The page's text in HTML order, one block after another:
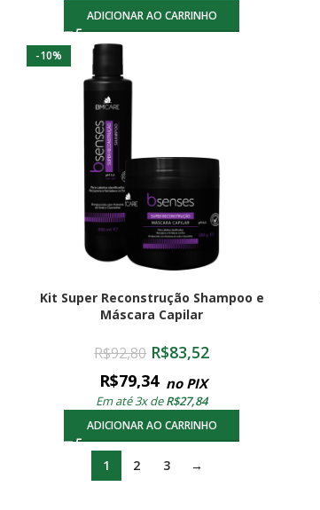
ADICIONAR AO CARRINHO
-10%
Kit Super Reconstrução Shampoo e
Máscara Capilar
R$92,80 R$83,52
R$79,34 no PIX
Em até 3x deR$27,84
ADICIONAR AO CARRINHO
1 2 3 →